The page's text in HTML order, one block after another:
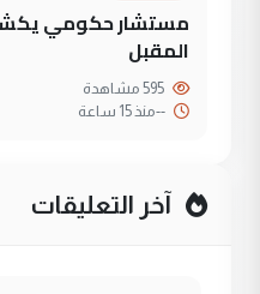
مستشار حكومي
المقبل
--منذ 15 ساعة
آخر التعليقات